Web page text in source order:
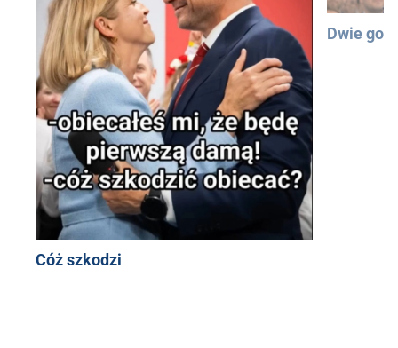
Cóż szkodzi
Dwie